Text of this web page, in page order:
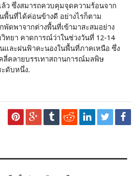
ว ซึ่งสมารถควบคุมจุดความร้อนจาก
พื้นที่ได้ค่อนข้างดี อย่างไรก็ตาม
ดพาจากต่างพื้นที่เข้ามาสะสมอย่าง
ทยา คาดการณ์ว่าในช่วงวันที่ 12-14
และฝนฟ้าคะนองในพื้นที่ภาคเหนือ ซึ่ง
ลี่คลายบรรเทาสถานการณ์มลพิษ
ะดับหนึ่ง.